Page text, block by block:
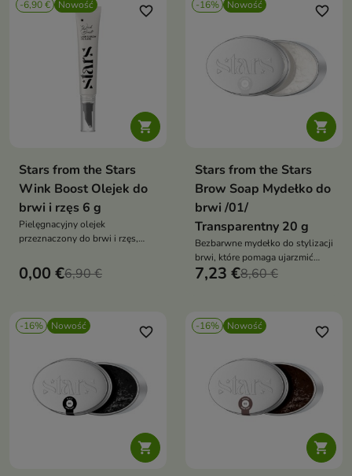
-6,90 € Nowość

favorite_border
Stars from the Stars
Wink Boost Olejek do
brwi i rzęs 6 g
Pielęgnacyjny olejek
przeznaczony do brwi i rzęs,
wygląd, zapewniając włoskom
odpowiednią pielęgnację i
0,00 €6,90 €
-16% Nowość

favorite_border
Stars from the Stars
Brow Soap Mydełko do
brwi /01/
Transparentny 20 g
Bezbarwne mydełko do stylizacji
brwi, które pomaga ujarzmić
nawet najbardziej niesforne
7,23 €8,60 €
-16% Nowość

favorite_border -16% Nowość

favorite_border